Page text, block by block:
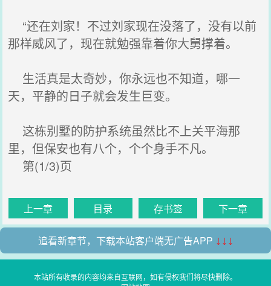
“还在刘家！不过刘家现在没落了，没有以前
那样威风了，现在就勉强靠着你大舅撑着。
生活真是太奇妙，你永远也不知道，哪一
天，平静的日子就会发生巨变。
这栋别墅的防护系统虽然比不上关平海那
里，但保安也有八个，个个身手不凡。
第(1/3)页
上一章 目录 存书签 下一章
追看新章节，下载本站客户端无广告APP ↓↓↓
本站所有收录的内容均来自互联网，如有侵权我们将尽快删除。